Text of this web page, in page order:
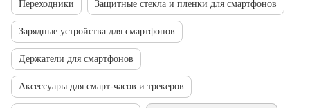
Переходники Защитные стекла и пленки для смартфонов
Зарядные устройства для смартфонов
Держатели для смартфонов
Аксессуары для смарт-часов и трекеров